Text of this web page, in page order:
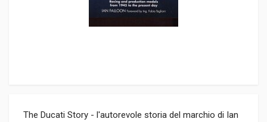
The Ducati Story - l'autorevole storia del marchio di Ian